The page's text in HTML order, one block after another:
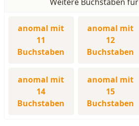
anomal mit
11
Buchstaben
anomal mit
12
Buchstaben
anomal mit
14
Buchstaben
anomal mit
15
Buchstaben